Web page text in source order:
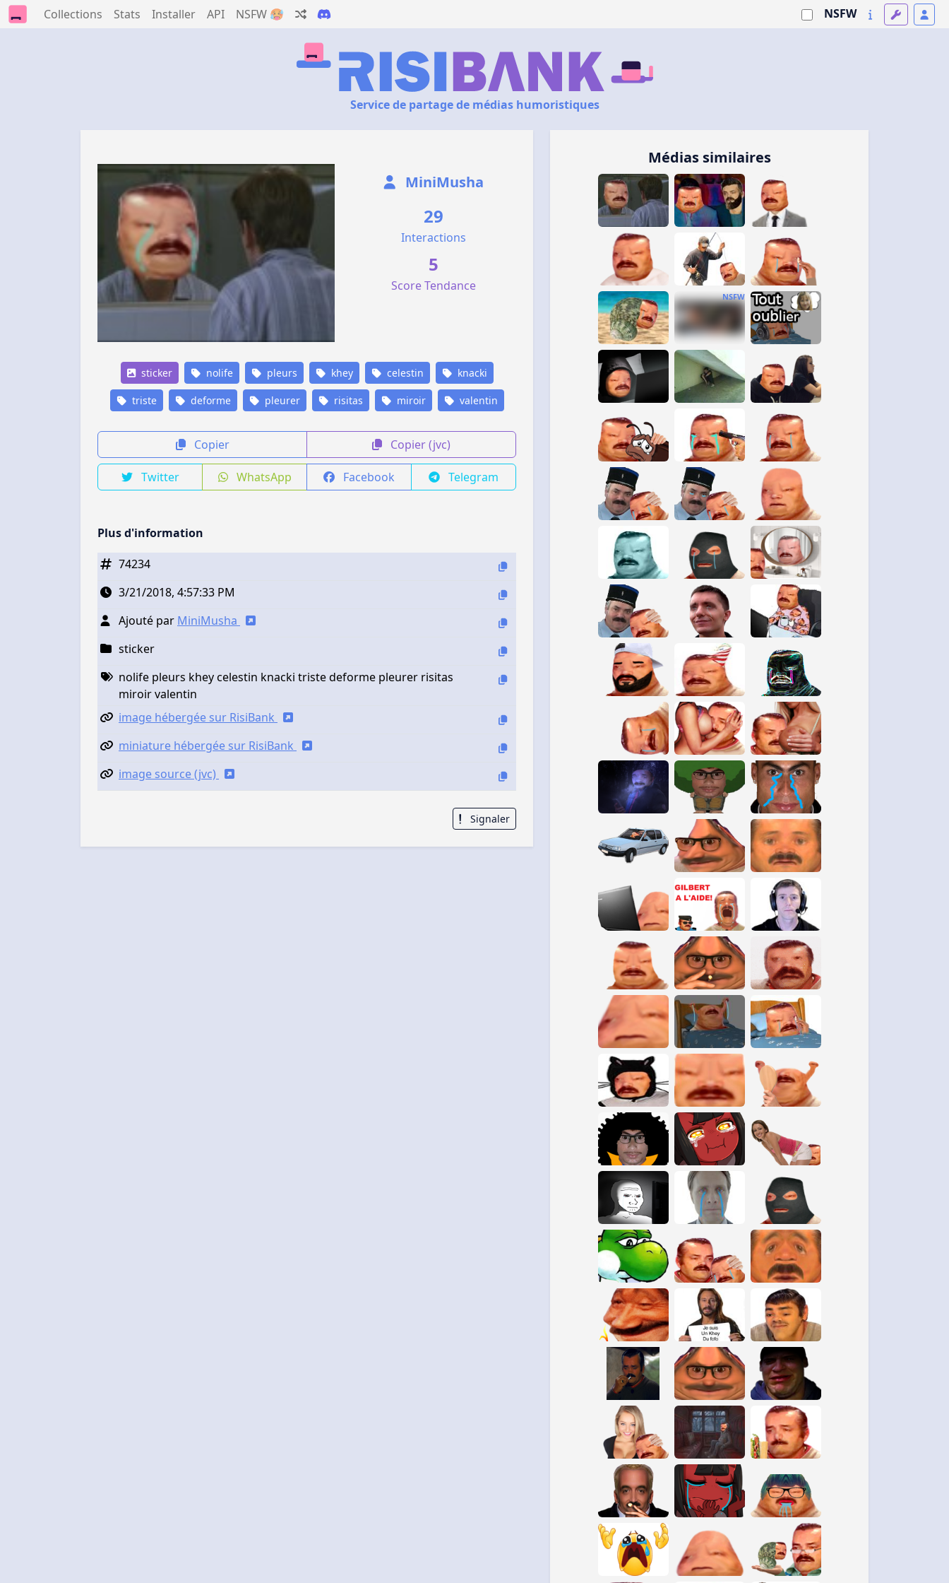
Collections Stats Installer API NSFW 🥵 NSFW
Service de partage de médias humoristiques
MiniMusha
29
Interactions
5
Score Tendance
sticker nolife pleurs khey celestin knacki
triste deforme pleurer risitas miroir valentin
Copier Copier (jvc)
Twitter WhatsApp Facebook Telegram
Plus d'information
74234
3/21/2018, 4:57:33 PM
Ajouté par MiniMusha
sticker
nolife pleurs khey celestin knacki triste deforme pleurer risitas
miroir valentin
image hébergée sur RisiBank
miniature hébergée sur RisiBank
image source (jvc)
Signaler
Médias similaires
NSFW